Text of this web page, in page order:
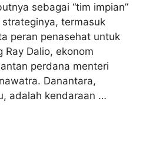
sebagai “tim impian”
termasuk
peran penasehat untuk
Ray Dalio, ekonom
perdana menteri
Danantara,
adalah kendaraan …